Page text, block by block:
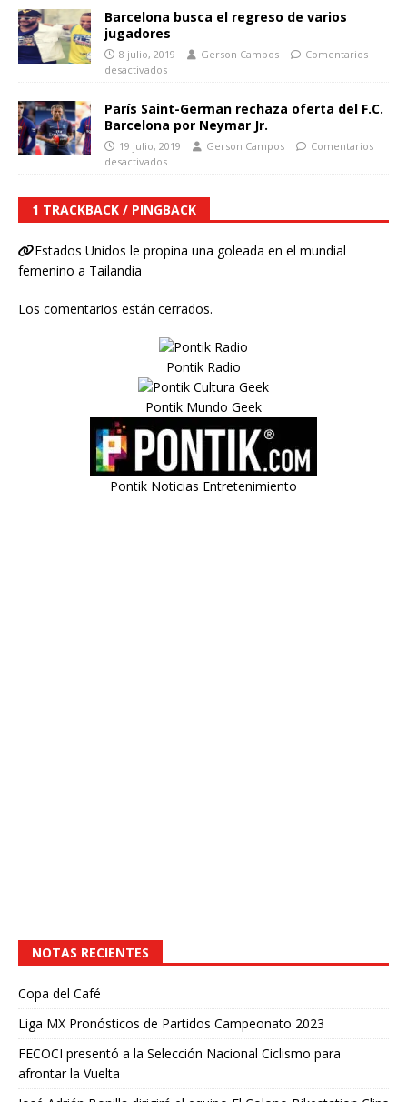
Barcelona busca el regreso de varios
jugadores
8 julio, 2019 Gerson Campos
Comentarios
desactivados
París Saint-German rechaza oferta del F.C.
Barcelona por Neymar Jr.
19 julio, 2019 Gerson Campos
Comentarios
desactivados
1 TRACKBACK / PINGBACK
Estados Unidos le propina una goleada en el mundial
femenino a Tailandia
Los comentarios están cerrados.
Pontik Radio
Pontik Mundo Geek
Pontik Noticias Entretenimiento
NOTAS RECIENTES
Copa del Café
Liga MX Pronósticos de Partidos Campeonato 2023
FECOCI presentó a la Selección Nacional Ciclismo para
afrontar la Vuelta